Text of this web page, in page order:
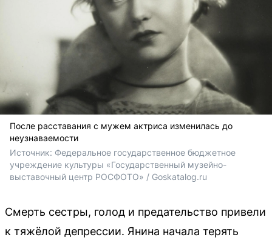
После расставания с мужем актриса изменилась до
неузнаваемости
Источник: Федеральное государственное бюджетное
учреждение культуры «Государственный музейно-
выставочный центр РОСФОТО» / Goskatalog.ru
Смерть сестры, голод и предательство привели
к тяжёлой депрессии. Янина начала терять